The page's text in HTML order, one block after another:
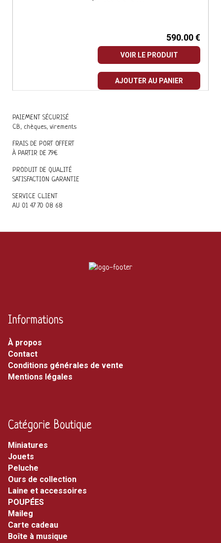
590.00 €
VOIR LE PRODUIT
AJOUTER AU PANIER
PAIEMENT SÉCURISÉ
CB, chèques, virements
FRAIS DE PORT OFFERT
À PARTIR DE 79€
PRODUIT DE QUALITÉ
SATISFACTION GARANTIE
SERVICE CLIENT
AU 01 47 70 08 68
Informations
À propos
Contact
Conditions générales de vente
Mentions légales
Catégorie Boutique
miniatures
jouets
peluche
ours de collection
laine et accessoires
POUPÉES
maileg
carte cadeau
boîte à musique